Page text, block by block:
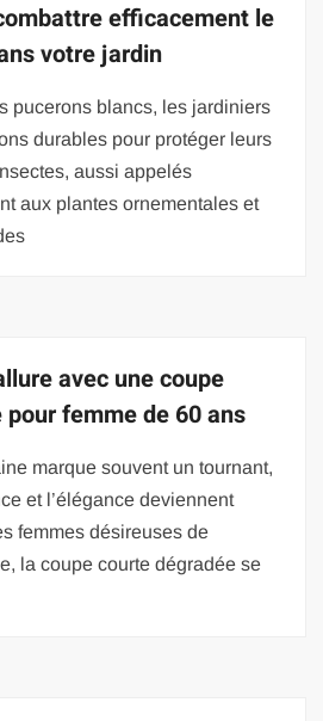
efficacement le
votre jardin
pucerons blancs, les jardiniers
durables pour protéger leurs
aussi appelés
aux plantes ornementales et
avec une coupe
femme de 60 ans
marque souvent un tournant,
et l’élégance deviennent
femmes désireuses de
la coupe courte dégradée se